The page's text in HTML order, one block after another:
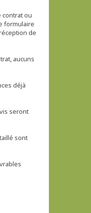
contrat ou
formulaire
de
aucuns
déjà
seront
sont